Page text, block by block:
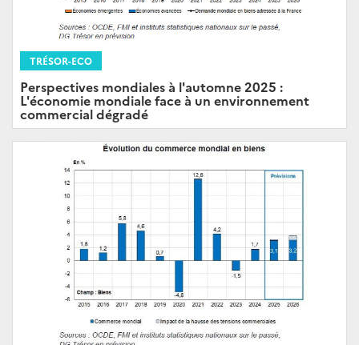
TRÉSOR-ECO
Perspectives mondiales à l'automne 2025 :
L'économie mondiale face à un environnement
commercial dégradé